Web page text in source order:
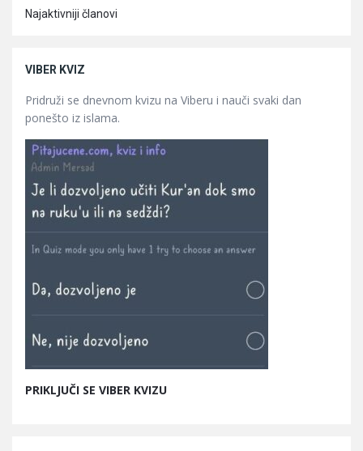
Najaktivniji članovi
VIBER KVIZ
Pridruži se dnevnom kvizu na Viberu i nauči svaki dan
ponešto iz islama.
PRIKLJUČI SE VIBER KVIZU